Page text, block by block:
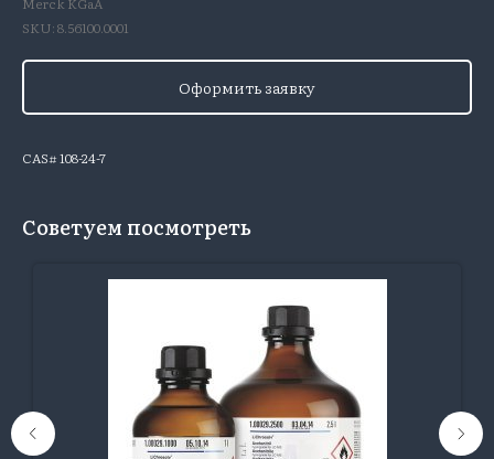
SKU:8.56100.0001
Оформить заявку
CAS# 108-24-7
Советуем посмотреть